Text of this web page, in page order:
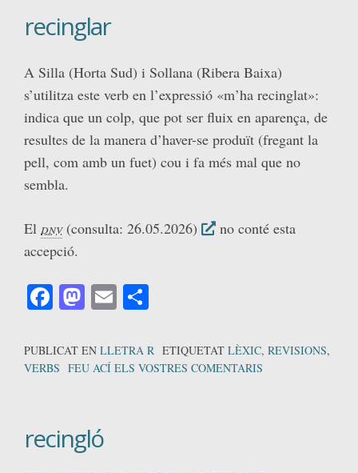
recinglar
A Silla (Horta Sud) i Sollana (Ribera Baixa)
s’utilitza este verb en l’expressió «m’ha recinglat»:
indica que un colp, que pot ser fluix en aparença, de
resultes de la manera d’haver-se produït (fregant la
pell, com amb un fuet) cou i fa més mal que no
sembla.
El dnv(consulta: 26.05.2026)
no conté esta
accepció.
Facebook
Mastodon
Email
PUBLICAT EN LLETRA R ETIQUETAT LÈXIC, REVISIONS,
VERBS FEU ACÍ ELS VOSTRES COMENTARIS
recingló